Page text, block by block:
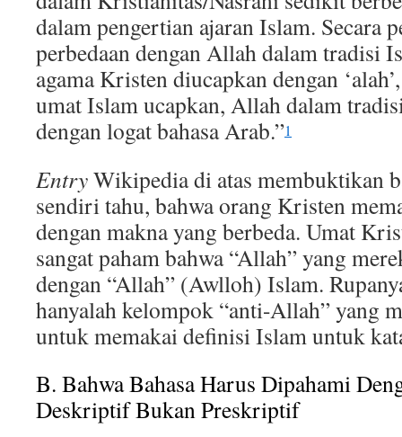
dalam pengertian ajaran Islam. Secara
perbedaan dengan Allah dalam tradisi
agama Kristen diucapkan dengan
umat Islam ucapkan, Allah dalam
dengan logat bahasa Arab.”1
EntryWikipedia di atas membuktikan
sendiri tahu, bahwa orang Kristen
dengan makna yang berbeda. Umat
sangat paham bahwa “Allah” yang
dengan “Allah” (Awlloh) Islam.
hanyalah kelompok “anti-Allah” yang
untuk memakai definisi Islam untuk
B. Bahwa Bahasa Harus Dipahami
Deskriptif Bukan Preskriptif